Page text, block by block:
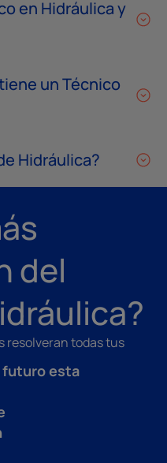
en Hidráulica y
un Técnico
Hidráulica?
del
resolveran todas tus
futuro esta